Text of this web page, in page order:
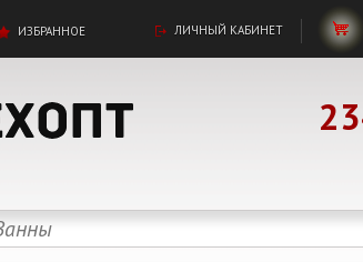
ИЗБРАННОЕ ЛИЧНЫЙ КАБИНЕТ